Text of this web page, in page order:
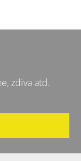
zdiva atd.